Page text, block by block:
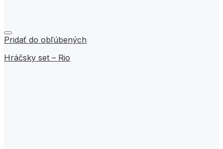
Pridať do obľúbených
Hráčsky set – Rio